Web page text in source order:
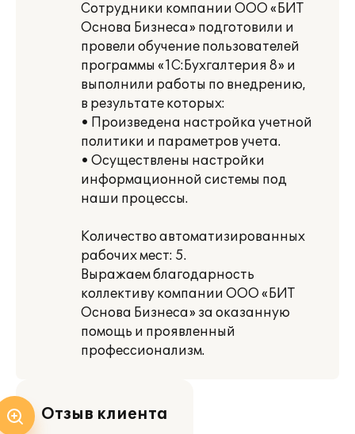
Сотрудники компании ООО «БИТ
Основа Бизнеса» подготовили и
провели обучение пользователей
программы «1С:Бухгалтерия 8» и
выполнили работы по внедрению,
в результате которых:
• Произведена настройка учетной
политики и параметров учета.
• Осуществлены настройки
информационной системы под
наши процессы.
Количество автоматизированных
рабочих мест: 5.
Выражаем благодарность
коллективу компании ООО «БИТ
Основа Бизнеса» за оказанную
помощь и проявленный
профессионализм.
Отзыв клиента